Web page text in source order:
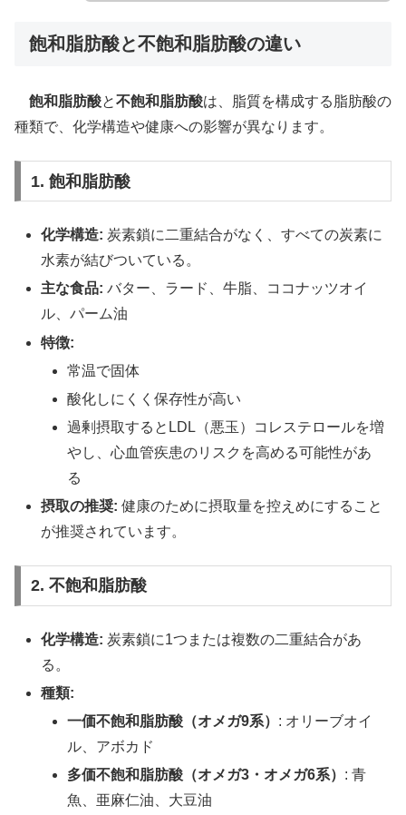
飽和脂肪酸と不飽和脂肪酸の違い
飽和脂肪酸と不飽和脂肪酸は、脂質を構成する脂肪酸の
種類で、化学構造や健康への影響が異なります。
1. 飽和脂肪酸
化学構造: 炭素鎖に二重結合がなく、すべての炭素に
水素が結びついている。
主な食品: バター、ラード、牛脂、ココナッツオイ
ル、パーム油
特徴:
常温で固体
酸化しにくく保存性が高い
過剰摂取するとLDL（悪玉）コレステロールを増
やし、心血管疾患のリスクを高める可能性があ
る
摂取の推奨: 健康のために摂取量を控えめにすること
が推奨されています。
2. 不飽和脂肪酸
化学構造: 炭素鎖に1つまたは複数の二重結合があ
る。
種類:
一価不飽和脂肪酸（オメガ9系） : オリーブオイ
ル、アボカド
多価不飽和脂肪酸（オメガ3・オメガ6系） : 青
魚、亜麻仁油、大豆油